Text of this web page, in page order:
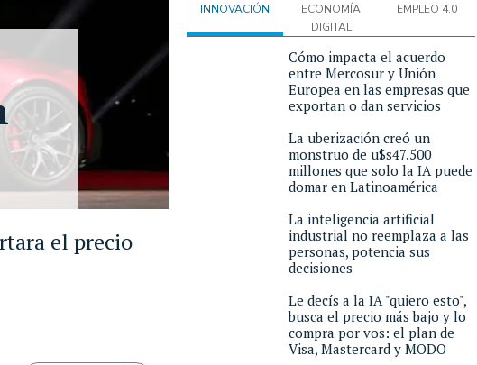
el precio
INNOVACIÓN
ECONOMÍA
DIGITAL
EMPLEO 4.0
Cómo impacta el acuerdo
entre Mercosur y Unión
Europea en las empresas que
exportan o dan servicios
La uberización creó un
monstruo de u$s47.500
millones que solo la IA puede
domar en Latinoamérica
La inteligencia artificial
industrial no reemplaza a las
personas, potencia sus
decisiones
Le decís a la IA "quiero esto",
busca el precio más bajo y lo
compra por vos: el plan de
Visa, Mastercard y MODO